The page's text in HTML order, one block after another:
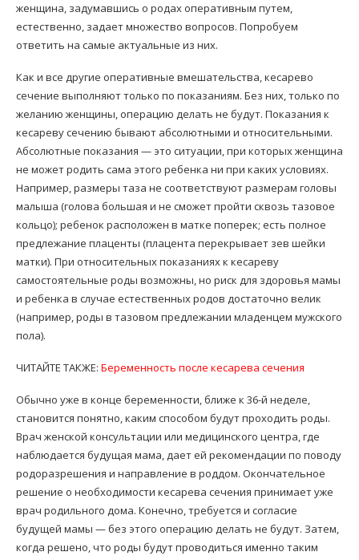
женщина, задумавшись о родах оперативным путем,
естественно, задает множество вопросов. Попробуем
ответить на самые актуальные из них.
Как и все другие оперативные вмешательства, кесарево
сечение выполняют только по показаниям. Без них, только по
желанию женщины, операцию делать не будут. Показания к
кесареву сечению бывают абсолютными и относительными.
Абсолютные показания — это ситуации, при которых женщина
не может родить сама этого ребенка ни при каких условиях.
Например, размеры таза не соответствуют размерам головы
малыша (голова большая и не сможет пройти сквозь тазовое
кольцо); ребенок расположен в матке поперек; есть полное
предлежание плаценты (плацента перекрывает зев шейки
матки). При относительных показаниях к кесареву
самостоятельные роды возможны, но риск для здоровья мамы
и ребенка в случае естественных родов достаточно велик
(например, роды в тазовом предлежании младенцем мужского
пола).
ЧИТАЙТЕ ТАКЖЕ: Беременность после кесарева сечения
Обычно уже в конце беременности, ближе к 36-й неделе,
становится понятно, каким способом будут проходить роды.
Врач женской консультации или медицинского центра, где
наблюдается будущая мама, дает ей рекомендации по поводу
родоразрешения и направление в роддом. Окончательное
решение о необходимости кесарева сечения принимает уже
врач родильного дома. Конечно, требуется и согласие
будущей мамы — без этого операцию делать не будут. Затем,
когда решено, что роды будут проводиться именно таким